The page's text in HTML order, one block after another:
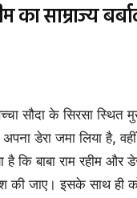
का साम्राज्य
सौदा के सिरसा स्थित
डेरा जमा लिया है,
कि बाबा राम रहीम और
की जाए। इसके साथ ही